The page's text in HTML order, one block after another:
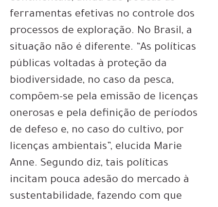
ferramentas efetivas no controle dos
processos de exploração. No Brasil, a
situação não é diferente. “As políticas
públicas voltadas à proteção da
biodiversidade, no caso da pesca,
compõem-se pela emissão de licenças
onerosas e pela definição de períodos
de defeso e, no caso do cultivo, por
licenças ambientais”, elucida Marie
Anne. Segundo diz, tais políticas
incitam pouca adesão do mercado à
sustentabilidade, fazendo com que